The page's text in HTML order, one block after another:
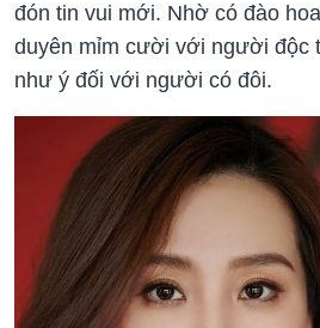
đón tin vui mới. Nhờ có đào
duyên mỉm cười với người độc
như ý đối với người có đôi.